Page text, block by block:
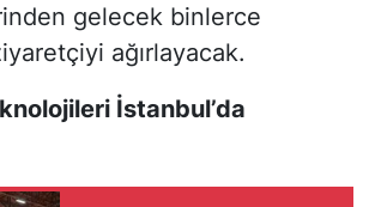
gelecek binlerce
ağırlayacak.
İstanbul’da